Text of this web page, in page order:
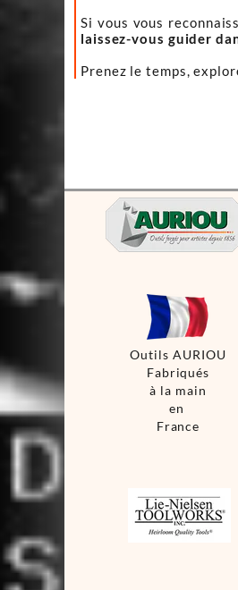
Outils AURIOU
Fabriqués
à la main
en
France
Si vous vous
laissez-vous guider
Prenez le temps,